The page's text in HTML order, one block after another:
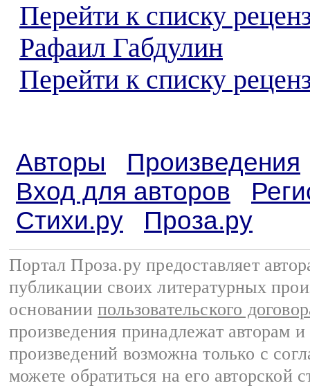
Перейти к списку
Рафаил Габдулин
Перейти к списку
Авторы
Произведения
Вход для авторов
Стихи.ру
Проза.ру
Портал Проза.ру предоставляет
публикации своих литературных
основании пользовательского
произведения принадлежат авторам
произведений возможна только с
можете обратиться на его авторской